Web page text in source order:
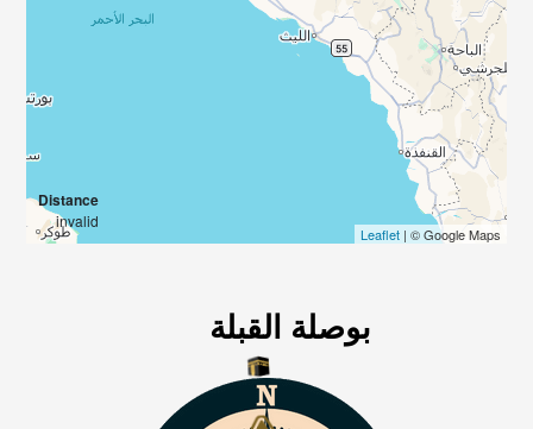
Distance
invalid
Leaflet| © Google Maps
بوصلة القبلة